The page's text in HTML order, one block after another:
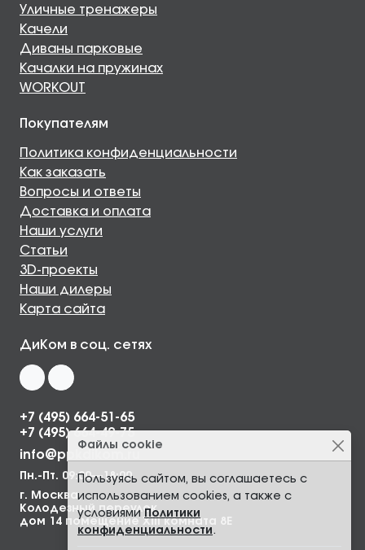
Файлы cookie
Пользуясь сайтом, вы соглашаетесь с
использованием cookies, а также с
условиями Политики
конфиденциальности.
Уличные тренажеры
Качели
Диваны парковые
Качалки на пружинах
WORKOUT
Покупателям
Политика конфиденциальности
Как заказать
Вопросы и ответы
Доставка и оплата
Наши услуги
Статьи
3D-проекты
Наши дилеры
Карта сайта
ДиКом в соц. сетях
+7 (495) 664-51-65
+7 (495) 664-49-75
info@ppkdikom.ru
Пн.-Пт. 09:00—18:00
г. Москва,
Колодезный переулок,
дом 14 помещение XIII комната 8Е